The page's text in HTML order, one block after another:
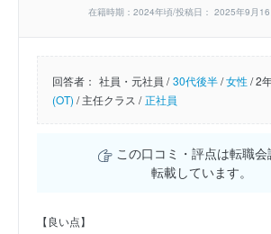
在籍時期：2024年頃/投稿日： 2025年9月16
回答者： 社員・元社員 / 30代後半/女性/2
(OT) /主任クラス / 正社員
この口コミ・評点は転職会
転載しています。
【良い点】